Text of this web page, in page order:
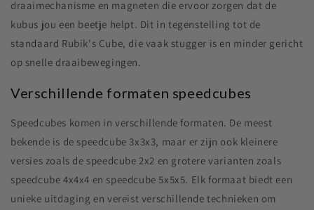
draaimechanisme en magneten die ervoor zorgen dat de
kubus jou een beetje helpt. Dit in tegenstelling tot de
standaard Rubik's Cube, die vaak stugger is en minder gericht
op snelle draaibewegingen.
Verschillende formaten speedcubes
Speedcubes komen in verschillende formaten. De meest
bekende is de speedcube 3x3x3, maar er zijn ook kleinere
versies zoals de speedcube 2x2 en grotere varianten zoals
speedcube 4x4x4 en speedcube 5x5x5. Elk formaat biedt een
unieke uitdaging en vereist verschillende technieken om